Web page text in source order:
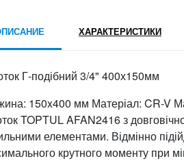
ХАРАКТЕРИСТИКИ
Г-подібний 3/4" 400х150мм
150x400 мм Матеріал: CR-V
TOPTUL AFAN2416 з
елементами. Відмінно
крутного моменту при